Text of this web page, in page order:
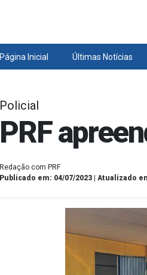
Página Inicial Últimas Notícias
Policial
PRF
Redação com PRF
Publicado em: 04/07/2023 | Atualizado